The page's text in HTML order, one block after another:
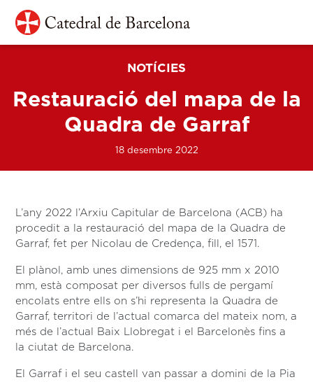
Vés al contingut
Navegació principal
NOTÍCIES
Restauració del mapa de la
Quadra de Garraf
18 desembre 2022
L’any 2022 l’Arxiu Capitular de Barcelona (ACB) ha
procedit a la restauració del mapa de la Quadra de
Garraf, fet per Nicolau de Credença, fill, el 1571.
El plànol, amb unes dimensions de 925 mm x 2010
mm, està composat per diversos fulls de pergamí
encolats entre ells on s’hi representa la Quadra de
Garraf, territori de l’actual comarca del mateix nom, a
més de l’actual Baix Llobregat i el Barcelonès fins a
la ciutat de Barcelona.
El Garraf i el seu castell van passar a domini de la Pia